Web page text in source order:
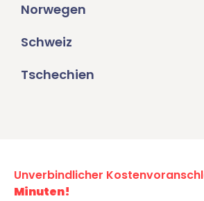
Norwegen
Schweiz
Tschechien
Unverbindlicher
Minuten!